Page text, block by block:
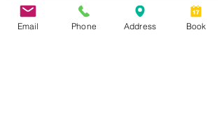
Email Phone Address Book